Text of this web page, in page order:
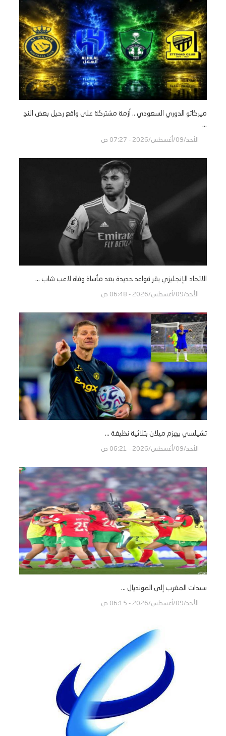
ميركاتو الدوري السعودي .. أزمة مشتركة على واقع رحيل بعض النج
...
الأحد/09/أغسطس/2026 - 07:27 ص
الاتحاد الإنجليزي يقر قواعد جديدة بعد مأساة وفاة لاعب شاب ...
الأحد/09/أغسطس/2026 - 06:48 ص
تشيلسي يهزم ميلان بثلاثية نظيفة ...
الأحد/09/أغسطس/2026 - 06:21 ص
سيدات المغرب إلى المونديال ...
الأحد/09/أغسطس/2026 - 06:15 ص